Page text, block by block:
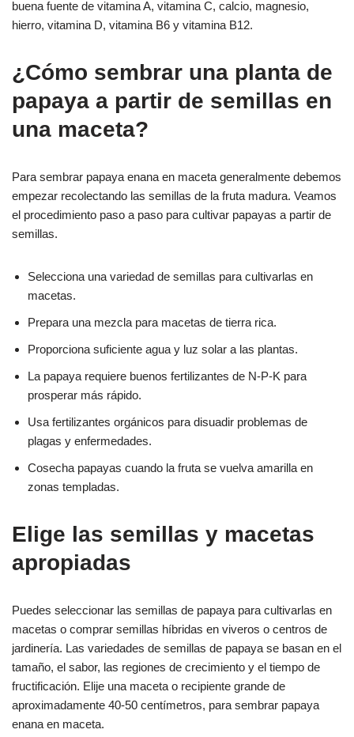
buena fuente de vitamina A, vitamina C, calcio, magnesio,
hierro, vitamina D, vitamina B6 y vitamina B12.
¿Cómo sembrar una planta de
papaya a partir de semillas en
una maceta?
Para sembrar papaya enana en maceta generalmente debemos
empezar recolectando las semillas de la fruta madura. Veamos
el procedimiento paso a paso para cultivar papayas a partir de
semillas.
Selecciona una variedad de semillas para cultivarlas en
macetas.
Prepara una mezcla para macetas de tierra rica.
Proporciona suficiente agua y luz solar a las plantas.
La papaya requiere buenos fertilizantes de N-P-K para
prosperar más rápido.
Usa fertilizantes orgánicos para disuadir problemas de
plagas y enfermedades.
Cosecha papayas cuando la fruta se vuelva amarilla en
zonas templadas.
Elige las semillas y macetas
apropiadas
Puedes seleccionar las semillas de papaya para cultivarlas en
macetas o comprar semillas híbridas en viveros o centros de
jardinería. Las variedades de semillas de papaya se basan en el
tamaño, el sabor, las regiones de crecimiento y el tiempo de
fructificación. Elije una maceta o recipiente grande de
aproximadamente 40-50 centímetros, para sembrar papaya
enana en maceta.